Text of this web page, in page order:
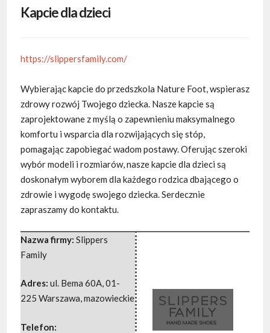
Kapcie dla dzieci
https://slippersfamily.com/
Wybierając kapcie do przedszkola Nature Foot, wspierasz
zdrowy rozwój Twojego dziecka. Nasze kapcie są
zaprojektowane z myślą o zapewnieniu maksymalnego
komfortu i wsparcia dla rozwijających się stóp,
pomagając zapobiegać wadom postawy. Oferując szeroki
wybór modeli i rozmiarów, nasze kapcie dla dzieci są
doskonałym wyborem dla każdego rodzica dbającego o
zdrowie i wygodę swojego dziecka. Serdecznie
zapraszamy do kontaktu.
Nazwa firmy: Slippers
Family
Adres: ul. Bema 60A,01-
225 Warszawa,mazowieckie
Telefon: